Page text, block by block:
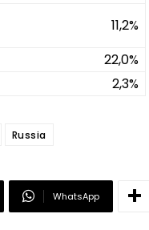
11,2%
22,0%
2,3%
Russia
WhatsApp